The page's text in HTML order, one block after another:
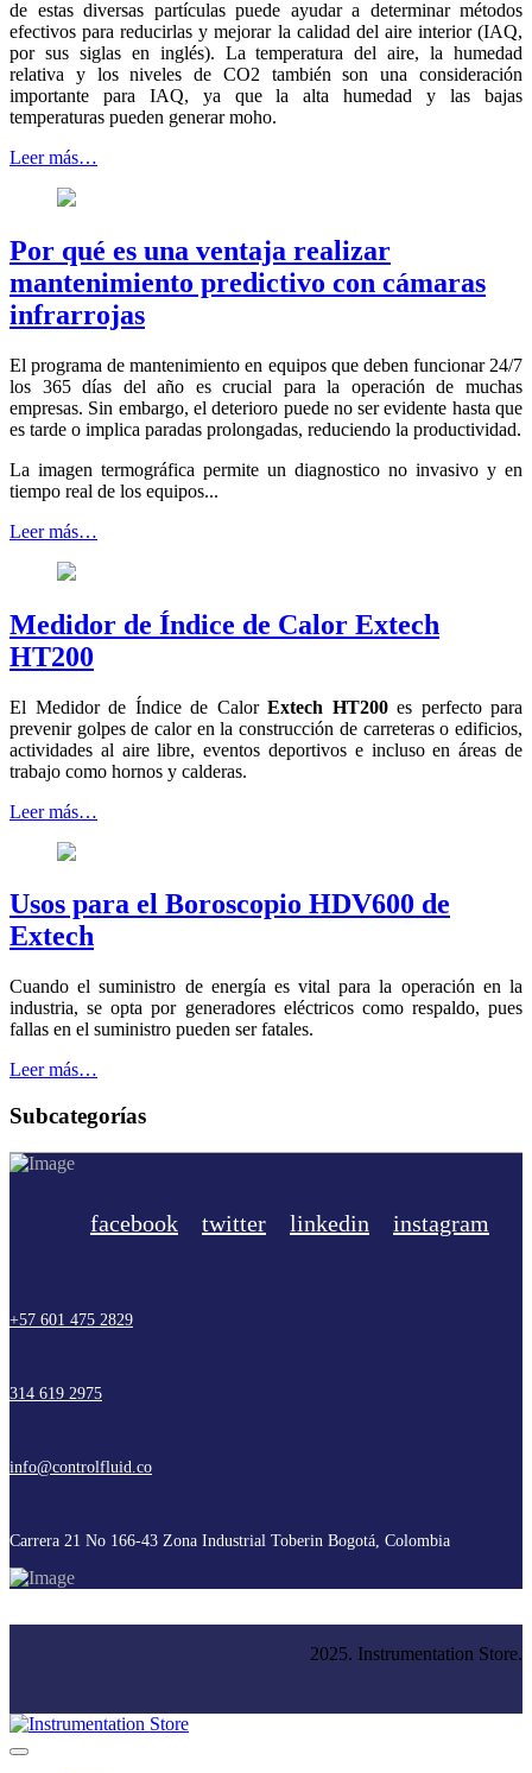
de estas diversas partículas puede ayudar a determinar métodos
efectivos para reducirlas y mejorar la calidad del aire interior (IAQ,
por sus siglas en inglés). La temperatura del aire, la humedad
relativa y los niveles de CO2 también son una consideración
importante para IAQ, ya que la alta humedad y las bajas
temperaturas pueden generar moho.
Leer más…
Por qué es una ventaja realizar
mantenimiento predictivo con cámaras
infrarrojas
El programa de mantenimiento en equipos que deben funcionar 24/7
los 365 días del año es crucial para la operación de muchas
empresas. Sin embargo, el deterioro puede no ser evidente hasta que
es tarde o implica paradas prolongadas, reduciendo la productividad.
La imagen termográfica permite un diagnostico no invasivo y en
tiempo real de los equipos...
Leer más…
Medidor de Índice de Calor Extech
HT200
El Medidor de Índice de Calor Extech HT200 es perfecto para
prevenir golpes de calor en la construcción de carreteras o edificios,
actividades al aire libre, eventos deportivos e incluso en áreas de
trabajo como hornos y calderas.
Leer más…
Usos para el Boroscopio HDV600 de
Extech
Cuando el suministro de energía es vital para la operación en la
industria, se opta por generadores eléctricos como respaldo, pues
fallas en el suministro pueden ser fatales.
Leer más…
Subcategorías
facebook twitter linkedin instagram
+57 601 475 2829
314 619 2975
info@controlfluid.co
Carrera 21 No 166-43 Zona Industrial Toberin Bogotá, Colombia
2025. Instrumentation Store.